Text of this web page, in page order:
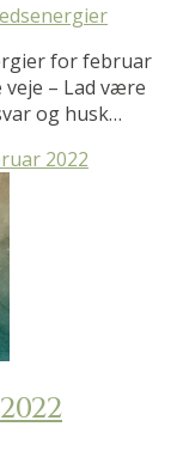
for februar
veje – Lad være
og husk…
2022